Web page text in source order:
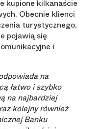
kupione kilkanaście
Obecnie klienci
turystycznego,
pojawią się
i
na
łatwo i szybko
na najbardziej
kolejny również
Banku